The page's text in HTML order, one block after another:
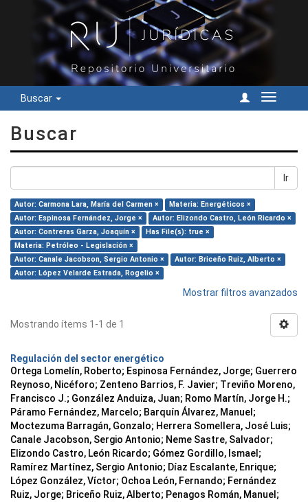
Buscar
Cambiar
Buscar
Ir
Autor: Carmona Lara, María del Carmen ×
Materia: Energéticos ×
Autor: Espinosa Fernández, Jorge ×
Autor: Elizondo Castro, León Ricardo ×
Autor: Contreras Garza, Joaquín ×
Has File(s): true ×
Materia: Petróleo - Legislación ×
Autor: Canale Jacobson, Sergio Antonio ×
Autor: Briceño Ruiz, Alberto ×
Autor: López Velarde Estrada, Rogelio ×
Mostrar filtros avanzados
Mostrando ítems 1-1 de 1
Regulación del sector energético
Ortega Lomelín, Roberto; Espinosa Fernández, Jorge; Guerrero
Reynoso, Nicéforo; Zenteno Barrios, F. Javier; Treviño Moreno,
Francisco J.; González Anduiza, Juan; Romo Martín, Jorge H.;
Páramo Fernández, Marcelo; Barquín Álvarez, Manuel;
Moctezuma Barragán, Gonzalo; Herrera Somellera, José Luis;
Canale Jacobson, Sergio Antonio; Neme Sastre, Salvador;
Elizondo Castro, León Ricardo; Gómez Gordillo, Ismael;
Ramírez Martínez, Sergio Antonio; Díaz Escalante, Enrique;
López González, Víctor; Ochoa León, Fernando; Fernández
Ruiz, Jorge; Briceño Ruiz, Alberto; Penagos Román, Manuel;